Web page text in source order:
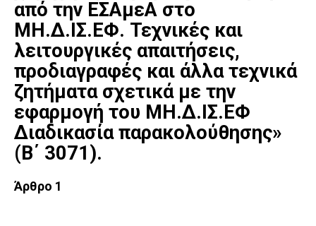
από την ΕΣΑμεΑ στο
ΜΗ.Δ.ΙΣ.ΕΦ. Τεχνικές και
λειτουργικές απαιτήσεις,
προδιαγραφές και άλλα τεχνικά
ζητήματα σχετικά με την
εφαρμογή του ΜΗ.Δ.ΙΣ.ΕΦ
Διαδικασία παρακολούθησης»
(Β΄ 3071).
Άρθρο 1